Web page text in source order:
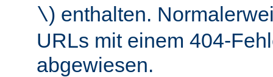
\) enthalten.
URLs mit einem 404-
abgewiesen.